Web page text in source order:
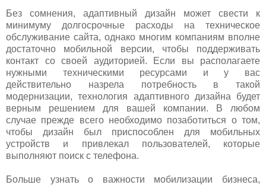
Без сомнения, адаптивный дизайн может свести к
минимуму долгосрочные расходы на техническое
обслуживание сайта, однако многим компаниям вполне
достаточно мобильной версии, чтобы поддерживать
контакт со своей аудиторией. Если вы располагаете
нужными техническими ресурсами и у вас
действительно назрела потребность в такой
модернизации, технология адаптивного дизайна будет
верным решением для вашей компании. В любом
случае прежде всего необходимо позаботиться о том,
чтобы дизайн был приспособлен для мобильных
устройств и привлекал пользователей, которые
выполняют поиск с телефона.
Больше узнать о важности мобилизации бизнеса,